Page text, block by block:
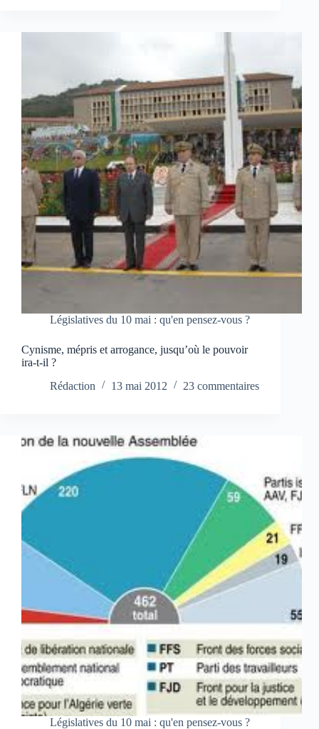
Législatives du 10 mai : qu'en pensez-vous ?
Cynisme, mépris et arrogance, jusqu’où le pouvoir
ira-t-il ?
Rédaction
13 mai 2012 23 commentaires
Législatives du 10 mai : qu'en pensez-vous ?